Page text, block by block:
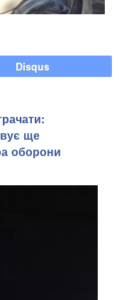
Disqus
ще
оборони